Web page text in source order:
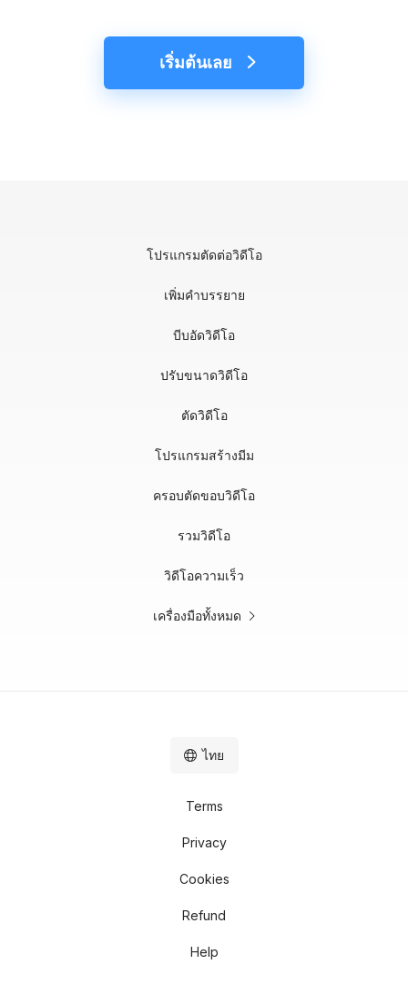
เริ่มต้นเลย
โปรแกรมตัดต่อวิดีโอ
เพิ่มคำบรรยาย
บีบอัดวิดีโอ
ปรับขนาดวิดีโอ
ตัดวิดีโอ
โปรแกรมสร้างมีม
ครอบตัดขอบวิดีโอ
รวมวิดีโอ
วิดีโอความเร็ว
เครื่องมือทั้งหมด
Terms
Privacy
Cookies
Refund
Help
ไทย